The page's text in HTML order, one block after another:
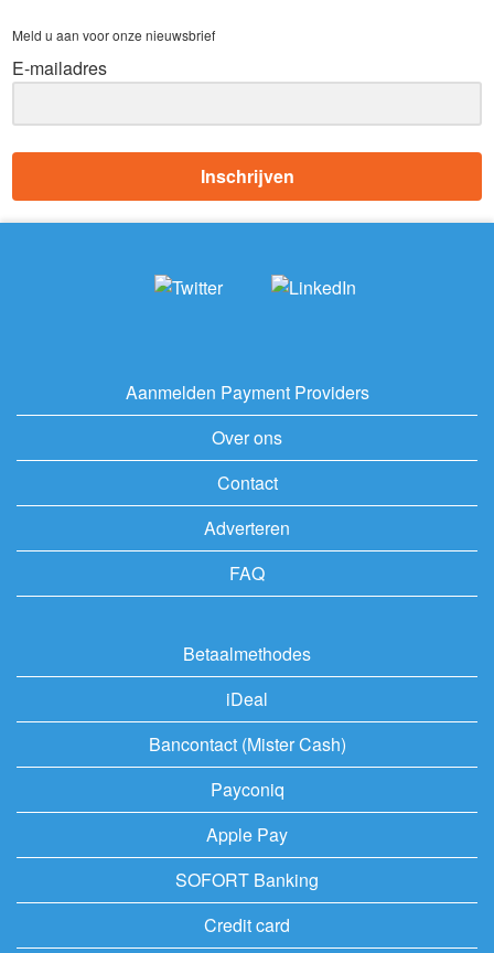
Meld u aan voor onze nieuwsbrief
E-mailadres
Inschrijven
Aanmelden Payment Providers
Over ons
Contact
Adverteren
FAQ
Betaalmethodes
iDeal
Bancontact (Mister Cash)
Payconiq
Apple Pay
SOFORT Banking
Credit card